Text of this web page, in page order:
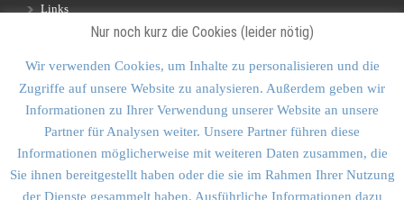
Links
KONTAKT & SITEMAP
Kontakt
Sitemap
Nur noch kurz die Cookies (leider nötig)
Wir verwenden Cookies, um Inhalte zu personalisieren und die
Zugriffe auf unsere Website zu analysieren. Außerdem geben wir
Informationen zu Ihrer Verwendung unserer Website an unsere
Partner für Analysen weiter. Unsere Partner führen diese
Informationen möglicherweise mit weiteren Daten zusammen, die
Sie ihnen bereitgestellt haben oder die sie im Rahmen Ihrer Nutzung
der Dienste gesammelt haben. Ausführliche Informationen dazu